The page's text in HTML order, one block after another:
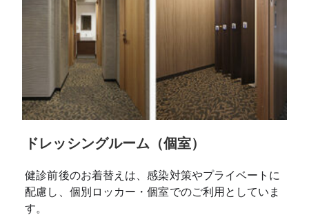
ドレッシングルーム（個室）
健診前後のお着替えは、感染対策やプライベートに
配慮し、個別ロッカー・個室でのご利用としていま
す。